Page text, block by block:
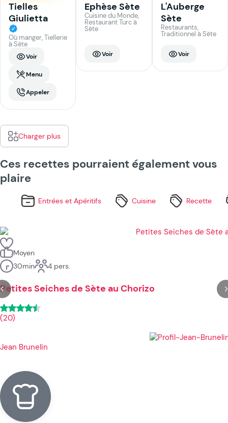
Tielles
Giulietta
Où manger, Tiellerie
à Sète
Voir
Menu
Appeler
Ephèse Sète
Cuisine du Monde,
Restaurant Turc à
Sète
Voir
L'Auberge
Sète
Restaurants,
Traditionnel à Sète
Voir
Charger plus
Ces recettes pourraient également vous
plaire
Entrées et Apéritifs Cuisine Recette
Moyen
30min
4 pers.
Petites Seiches de Sète au Chorizo
(20)
Jean Brunelin